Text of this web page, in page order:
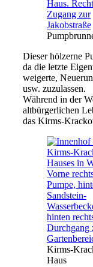
Dieser hölzerne
da die letzte
weigerte,
usw. zuzulassen.
Während in der
altbürgerlichen
das Kirms-
Kirms-
Haus